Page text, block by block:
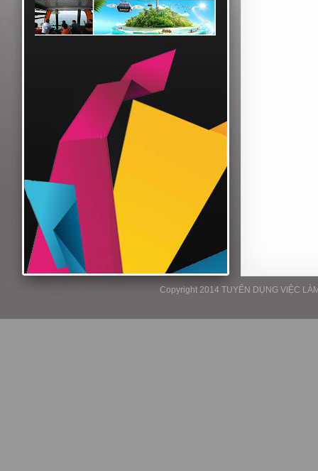
Copyright 2014 TUYỂN DỤNG VIỆC